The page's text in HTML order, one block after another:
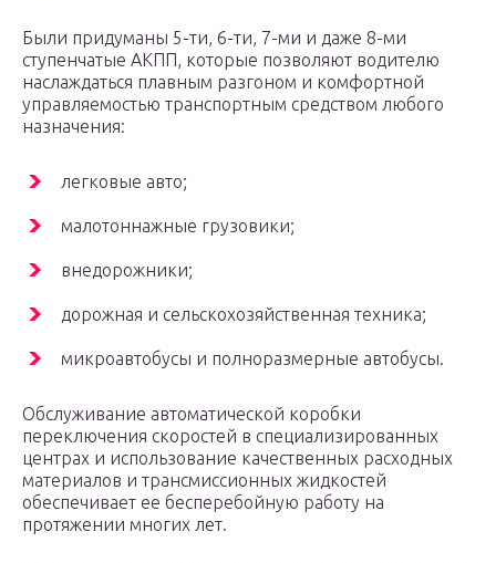
Были придуманы 5-ти, 6-ти, 7-ми и даже 8-ми
ступенчатые АКПП, которые позволяют водителю
наслаждаться плавным разгоном и комфортной
управляемостью транспортным средством любого
назначения:
легковые авто;
малотоннажные грузовики;
внедорожники;
дорожная и сельскохозяйственная техника;
микроавтобусы и полноразмерные автобусы.
Обслуживание автоматической коробки
переключения скоростей в специализированных
центрах и использование качественных расходных
материалов и трансмиссионных жидкостей
обеспечивает ее бесперебойную работу на
протяжении многих лет.